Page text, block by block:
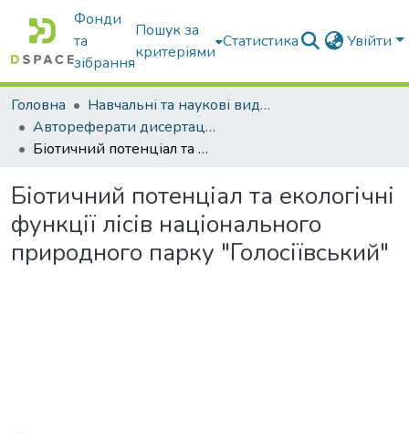
Фонди
та
зібрання
Пошук за
критеріями
Статистика Увійти
Головна
Навчальні та наукові видання
Автореферати дисертацій та дисертації
Біотичний потенціал та екологічні функції лісів національного природного парку "Голосіївський"
Біотичний потенціал та екологічні
функції лісів національного
природного парку "Голосіївський"